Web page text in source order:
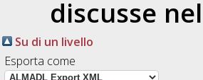
discusse
Su di un livello
Esporta come